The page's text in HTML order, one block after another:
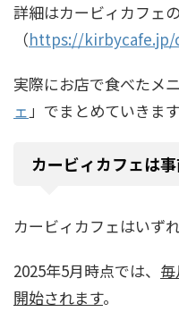
詳細はカービィカフェ
（https://kirbycafe.jp/
実際にお店で食べたメ
ェ」でまとめていきます
カービィカフェは
カービィカフェはいず
2025年5月時点では、
開始されます。